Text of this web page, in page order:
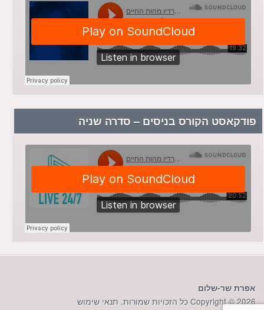
פודקאסט הקורס בניסים – סדרה שניה
אפרת שר-שלום
Copyright © 2026 כל הזכויות שמורות. תנאי שימוש